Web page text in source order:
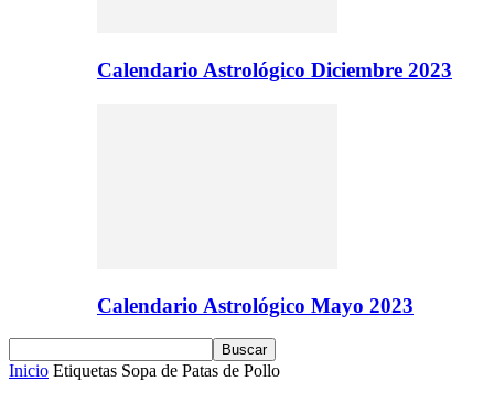
Calendario Astrológico Diciembre 2023
Calendario Astrológico Mayo 2023
Inicio Etiquetas Sopa de Patas de Pollo